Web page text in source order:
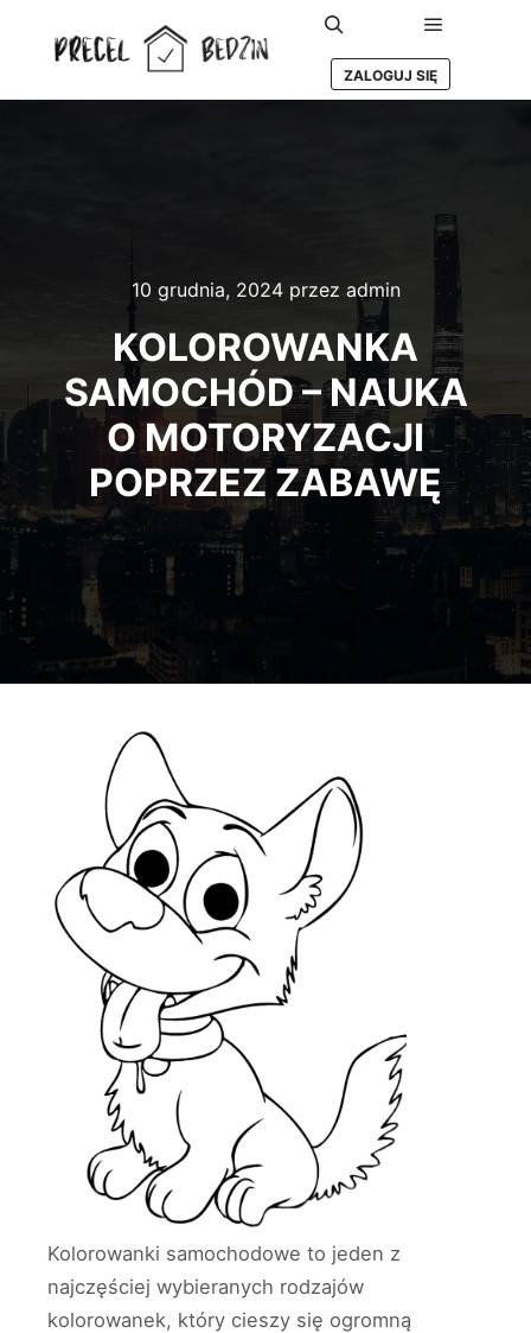
Szukaj Główne
ZALOGUJ SIĘ
10 grudnia, 2024przez admin
KOLOROWANKA
SAMOCHÓD – NAUKA
O MOTORYZACJI
POPRZEZ ZABAWĘ
Kolorowanki samochodowe to jeden z
najczęściej wybieranych rodzajów
kolorowanek, który cieszy się ogromną